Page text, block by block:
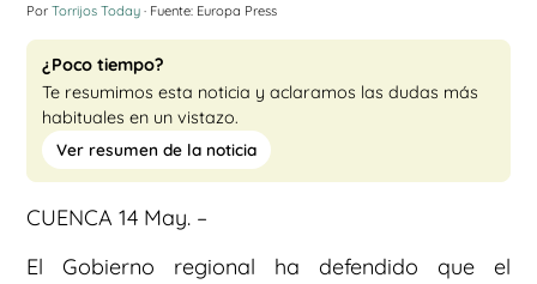
Por Torrijos Today · Fuente: Europa Press
¿Poco tiempo?
Te resumimos esta noticia y aclaramos las dudas más
habituales en un vistazo.
Ver resumen de la noticia
CUENCA 14 May. –
El Gobierno regional ha defendido que el